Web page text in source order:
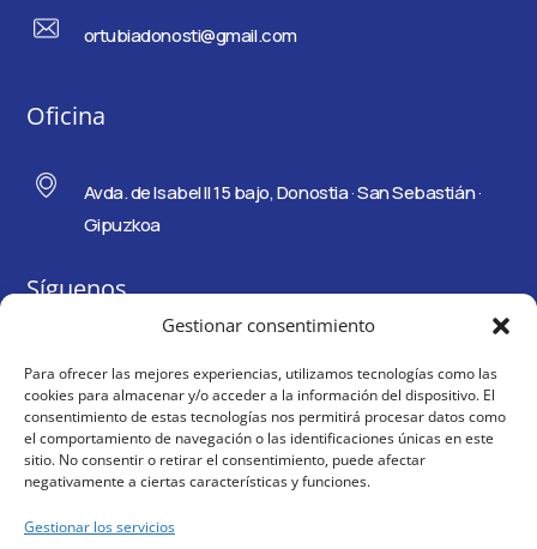
Gestionar consentimiento
Para ofrecer las mejores experiencias, utilizamos tecnologías como las
cookies para almacenar y/o acceder a la información del dispositivo. El
consentimiento de estas tecnologías nos permitirá procesar datos como
el comportamiento de navegación o las identificaciones únicas en este
sitio. No consentir o retirar el consentimiento, puede afectar
negativamente a ciertas características y funciones.
Gestionar los servicios
ortubiadonosti@gmail.com
Oficina
Avda. de Isabel II 15 bajo, Donostia · San Sebastián ·
Gipuzkoa
Síguenos